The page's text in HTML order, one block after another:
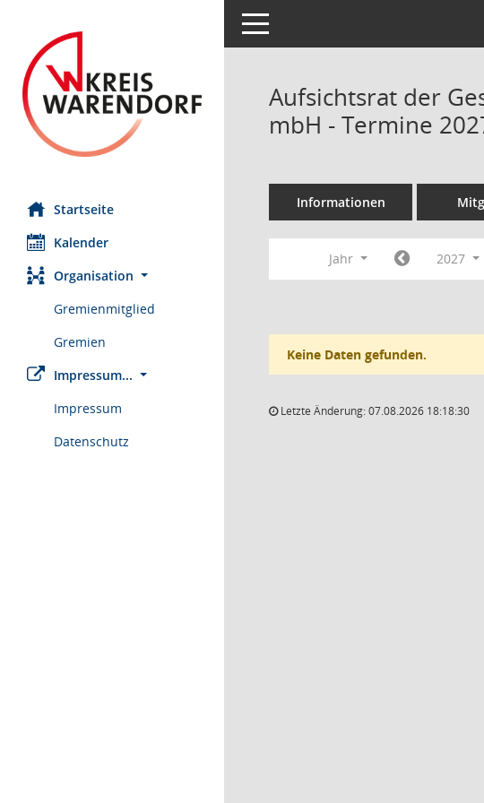
Startseite
Kalender
Organisation
Gremienmitglied
Gremien
Impressum...
Impressum
Datenschutz
Toggle navigation
Aufsichtsrat der
mbH - Termine
Informationen
Jahr 2027
Keine Daten gefunden.
Letzte Änderung: 07.08.2026 18:18:30